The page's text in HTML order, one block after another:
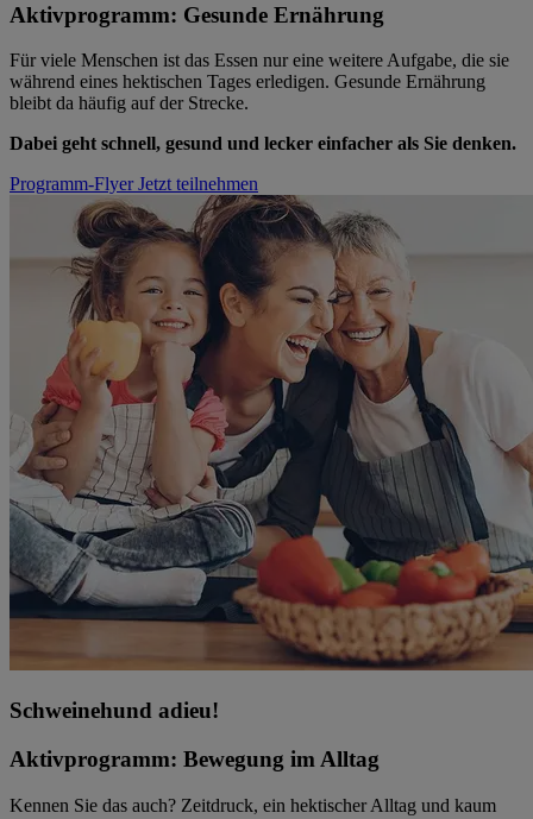
Aktivprogramm: Gesunde Ernährung
Für viele Menschen ist das Essen nur eine weitere Aufgabe, die sie
während eines hektischen Tages erledigen. Gesunde Ernährung
bleibt da häufig auf der Strecke.
Dabei geht schnell, gesund und lecker einfacher als Sie denken.
Programm-Flyer Jetzt teilnehmen
Schweinehund adieu!
Aktivprogramm: Bewegung im Alltag
Kennen Sie das auch? Zeitdruck, ein hektischer Alltag und kaum